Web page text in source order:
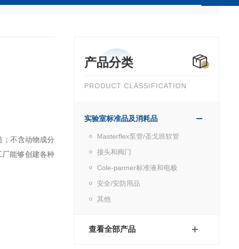
产品分类
PRODUCT CLASSIFICATION
实验室标准品及消耗品
Masterflex泵管/圣戈班软管
接头和阀门
Cole-parmer标准液和电极
安全/安防用品
其他
查看全部产品
不含动物成分
能够创建各种